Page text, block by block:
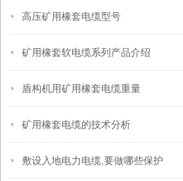
高压矿用橡套电缆型号
矿用橡套软电缆系列产品介绍
盾构机用矿用橡套电缆重量
矿用橡套电缆的技术分析
敷设入地电力电缆,要做哪些保护